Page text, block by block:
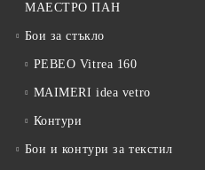
МАЕСТРО ПАН
Бои за стъкло
PEBEO Vitrea 160
MAIMERI idea vetro
Контури
Бои и контури за текстил